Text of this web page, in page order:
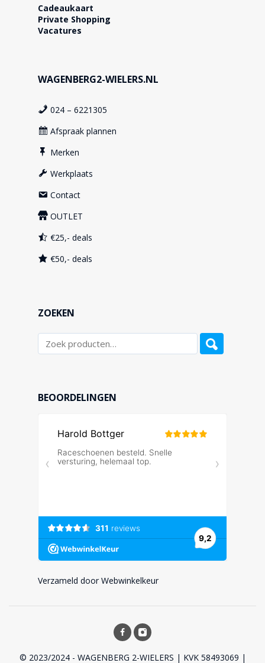
Cadeaukaart
Private Shopping
Vacatures
WAGENBERG2-WIELERS.NL
024 – 6221305
Afspraak plannen
Merken
Werkplaats
Contact
OUTLET
€25,- deals
€50,- deals
ZOEKEN
BEOORDELINGEN
Verzameld door Webwinkelkeur
© 2023/2024 - WAGENBERG 2-WIELERS | KVK 58493069 |